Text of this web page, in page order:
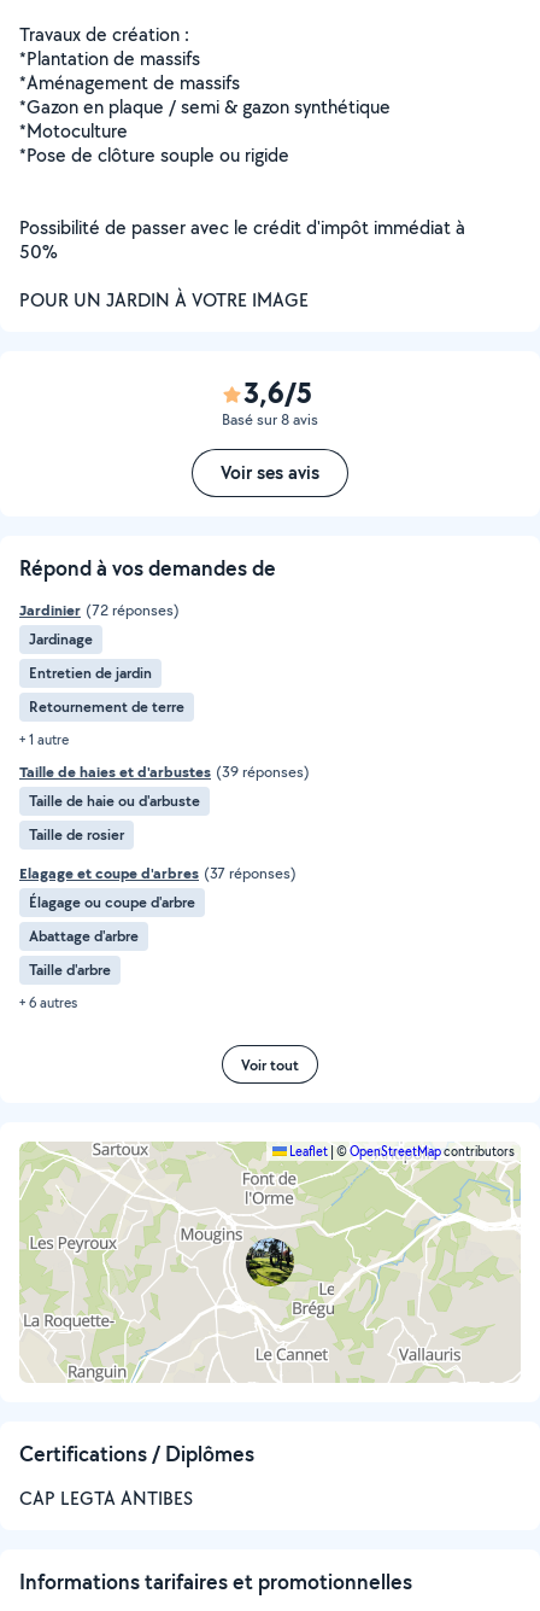
Travaux de création :
*Plantation de massifs
*Aménagement de massifs
*Gazon en plaque / semi & gazon synthétique
*Motoculture
*Pose de clôture souple ou rigide
Possibilité de passer avec le crédit d'impôt immédiat à
50%
POUR UN JARDIN À VOTRE IMAGE
3,6/5
Basé sur 8 avis
Voir ses avis
Répond à vos demandes de
Jardinier (72 réponses)
Jardinage
Entretien de jardin
Retournement de terre
+ 1 autre
Taille de haies et d'arbustes (39 réponses)
Taille de haie ou d'arbuste
Taille de rosier
Elagage et coupe d'arbres (37 réponses)
Élagage ou coupe d'arbre
Abattage d'arbre
Taille d'arbre
+ 6 autres
Voir tout
Leaflet ©OpenStreetMapcontributors
Certifications / Diplômes
CAP LEGTA ANTIBES
Informations tarifaires et promotionnelles